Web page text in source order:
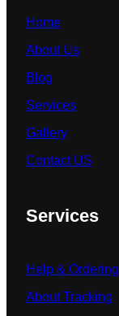
Home
About Us
Blog
Services
Gallery
Contact US
Services
Help & Ordering
About Tracking